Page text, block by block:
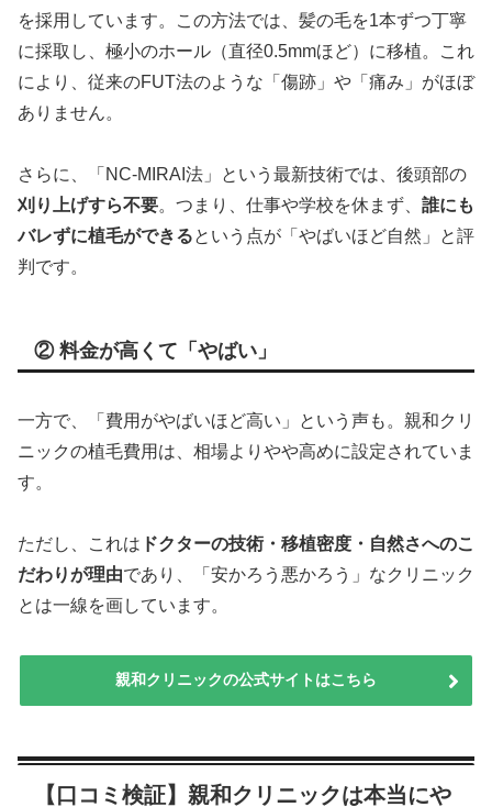
を採用しています。この方法では、髪の毛を1本ずつ丁寧
に採取し、極小のホール（直径0.5mmほど）に移植。これ
により、従来のFUT法のような「傷跡」や「痛み」がほぼ
ありません。
さらに、「NC-MIRAI法」という最新技術では、後頭部の
刈り上げすら不要。つまり、仕事や学校を休まず、 誰にも
バレずに植毛ができるという点が「やばいほど自然」と評
判です。
② 料金が高くて「やばい」
一方で、「費用がやばいほど高い」という声も。親和クリ
ニックの植毛費用は、相場よりやや高めに設定されていま
す。
ただし、これは ドクターの技術・移植密度・自然さへのこ
だわりが理由であり、「安かろう悪かろう」なクリニック
とは一線を画しています。
親和クリニックの公式サイトはこちら
【口コミ検証】親和クリニックは本当にや